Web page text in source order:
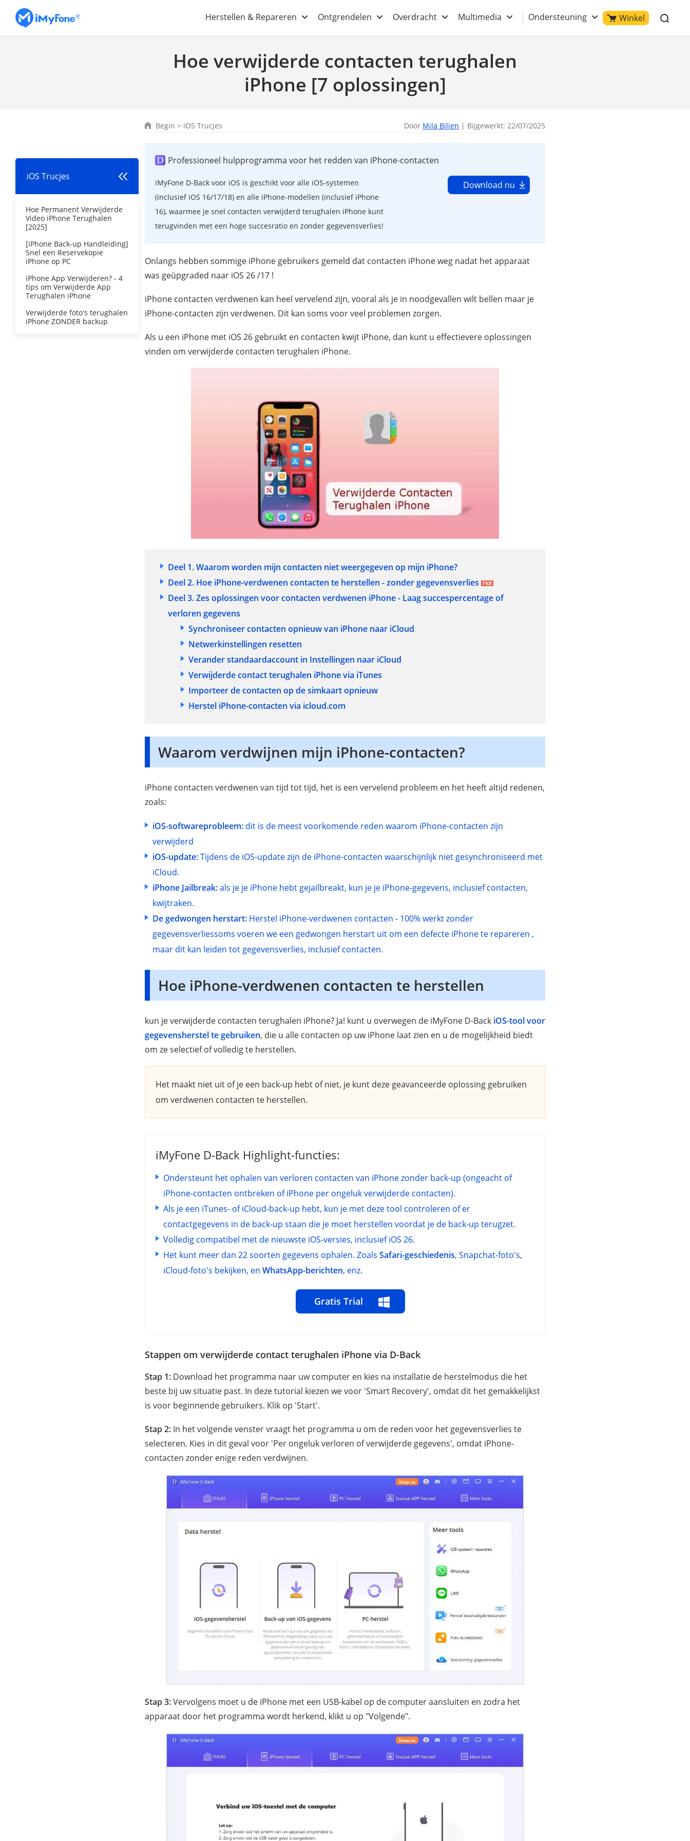
Herstellen & Repareren Ontgrendelen Overdracht Multimedia Ondersteuning Winkel
Hoe verwijderde contacten terughalen
iPhone [7 oplossingen]
Begin > iOS Trucjes Door Mila Bilien | Bijgewerkt: 22/07/2025
iOS Trucjes
Hoe Permanent Verwijderde
Video iPhone Terughalen
[2025]
[iPhone Back-up Handleiding]
Snel een Reservekopie
iPhone op PC
iPhone App Verwijderen? - 4
tips om Verwijderde App
Terughalen iPhone
Verwijderde foto's terughalen
iPhone ZONDER backup
Professioneel hulpprogramma voor het redden van iPhone-contacten
iMyFone D-Back voor iOS is geschikt voor alle iOS-systemen
(inclusief iOS 16/17/18) en alle iPhone-modellen (inclusief iPhone
16), waarmee je snel contacten verwijderd terughalen iPhone kunt
terugvinden met een hoge succesratio en zonder gegevensverlies!
Download nu
Onlangs hebben sommige iPhone gebruikers gemeld dat contacten iPhone weg nadat het apparaat
was geüpgraded naar iOS 26 /17 !
iPhone contacten verdwenen kan heel vervelend zijn, vooral als je in noodgevallen wilt bellen maar je
iPhone-contacten zijn verdwenen. Dit kan soms voor veel problemen zorgen.
Als u een iPhone met iOS 26 gebruikt en contacten kwijt iPhone, dan kunt u effectievere oplossingen
vinden om verwijderde contacten terughalen iPhone.
Deel 1. Waarom worden mijn contacten niet weergegeven op mijn iPhone?
Deel 2. Hoe iPhone-verdwenen contacten te herstellen - zonder gegevensverlies
Deel 3. Zes oplossingen voor contacten verdwenen iPhone - Laag succespercentage of
verloren gegevens
Synchroniseer contacten opnieuw van iPhone naar iCloud
Netwerkinstellingen resetten
Verander standaardaccount in Instellingen naar iCloud
Verwijderde contact terughalen iPhone via iTunes
Importeer de contacten op de simkaart opnieuw
Herstel iPhone-contacten via icloud.com
Waarom verdwijnen mijn iPhone-contacten?
iPhone contacten verdwenen van tijd tot tijd, het is een vervelend probleem en het heeft altijd redenen,
zoals:
iOS-softwareprobleem: dit is de meest voorkomende reden waarom iPhone-contacten zijn
verwijderd
iOS-update:Tijdens de iOS-update zijn de iPhone-contacten waarschijnlijk niet gesynchroniseerd met
iCloud.
iPhone Jailbreak:als je je iPhone hebt gejailbreakt, kun je je iPhone-gegevens, inclusief contacten,
kwijtraken.
De gedwongen herstart: Herstel iPhone-verdwenen contacten - 100% werkt zonder
gegevensverliessoms voeren we een gedwongen herstart uit om een defecte iPhone te repareren ,
maar dit kan leiden tot gegevensverlies, inclusief contacten.
Hoe iPhone-verdwenen contacten te herstellen
kun je verwijderde contacten terughalen iPhone? Ja! kunt u overwegen de iMyFone D-Back iOS-tool voor
gegevensherstel te gebruiken, die u alle contacten op uw iPhone laat zien en u de mogelijkheid biedt
om ze selectief of volledig te herstellen.
Het maakt niet uit of je een back-up hebt of niet, je kunt deze geavanceerde oplossing gebruiken
om verdwenen contacten te herstellen.
iMyFone D-Back Highlight-functies:
Ondersteunt het ophalen van verloren contacten van iPhone zonder back-up (ongeacht of
iPhone-contacten ontbreken of iPhone per ongeluk verwijderde contacten).
Als je een iTunes- of iCloud-back-up hebt, kun je met deze tool controleren of er
contactgegevens in de back-up staan die je moet herstellen voordat je de back-up terugzet.
Volledig compatibel met de nieuwste iOS-versies, inclusief iOS 26.
Het kunt meer dan 22 soorten gegevens ophalen. Zoals Safari-geschiedenis, Snapchat-foto's,
iCloud-foto's bekijken, en WhatsApp-berichten, enz.
Gratis Trial
Stappen om verwijderde contact terughalen iPhone via D-Back
Stap 1: Download het programma naar uw computer en kies na installatie de herstelmodus die het
beste bij uw situatie past. In deze tutorial kiezen we voor 'Smart Recovery', omdat dit het gemakkelijkst
is voor beginnende gebruikers. Klik op 'Start'.
Stap 2: In het volgende venster vraagt het programma u om de reden voor het gegevensverlies te
selecteren. Kies in dit geval voor 'Per ongeluk verloren of verwijderde gegevens', omdat iPhone-
contacten zonder enige reden verdwijnen.
Stap 3:Vervolgens moet u de iPhone met een USB-kabel op de computer aansluiten en zodra het
apparaat door het programma wordt herkend, klikt u op "Volgende".